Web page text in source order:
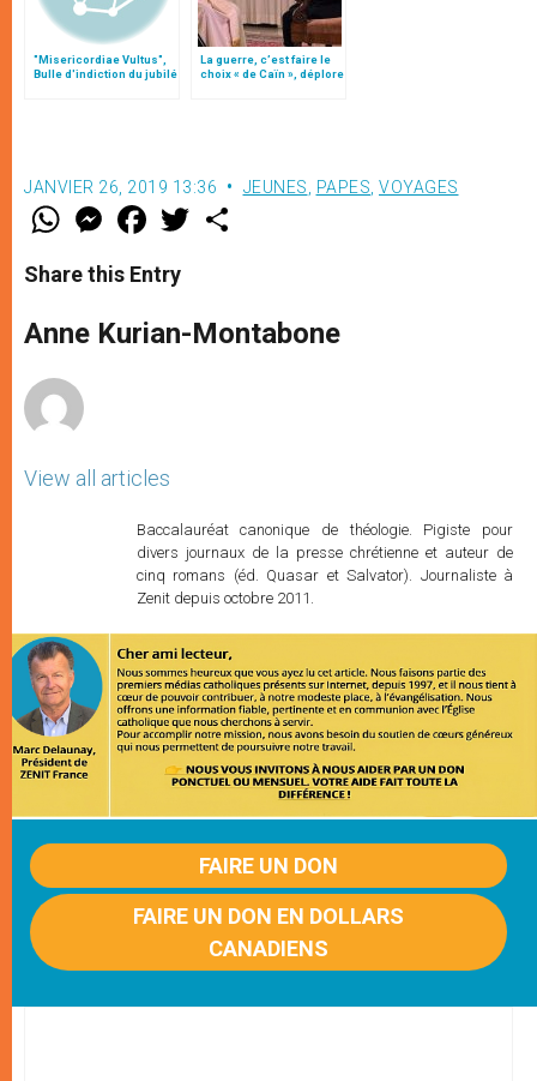
"Misericordiae Vultus",
Bulle d'indiction du jubilé
La guerre, c’est faire le
choix « de Caïn », déplore
JANVIER 26, 2019 13:36 JEUNES PAPES VOYAGES
W
t
s
p
p
M
e
s
e
g
e
F
a
e
b
o
k
w
r
Share this Entry
Anne Kurian-Montabone
View all articles
Baccalauréat canonique de théologie. Pigiste pour
divers journaux de la presse chrétienne et auteur de
cinq romans (éd. Quasar et Salvator). Journaliste à
Zenit depuis octobre 2011.
FAIRE UN DON
FAIRE UN DON EN DOLLARS
CANADIENS